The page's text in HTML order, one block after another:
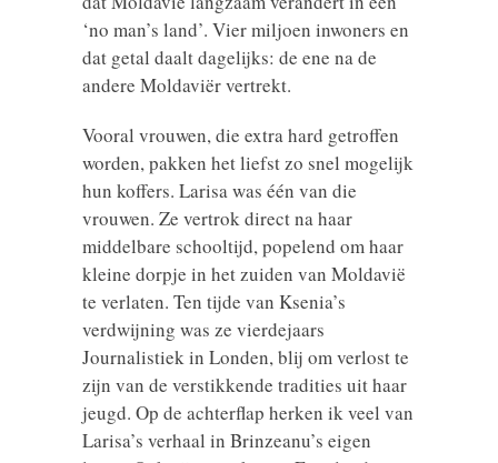
‘no man’s land’. Vier miljoen inwoners en
dat getal daalt dagelijks: de ene na de
andere Moldaviër vertrekt.
Vooral vrouwen, die extra hard getroffen
worden, pakken het liefst zo snel mogelijk
hun koffers. Larisa was één van die
vrouwen. Ze vertrok direct na haar
middelbare schooltijd, popelend om haar
kleine dorpje in het zuiden van Moldavië
te verlaten. Ten tijde van Ksenia’s
verdwijning was ze vierdejaars
Journalistiek in Londen, blij om verlost te
zijn van de verstikkende tradities uit haar
jeugd. Op de achterflap herken ik veel van
Larisa’s verhaal in Brinzeanu’s eigen